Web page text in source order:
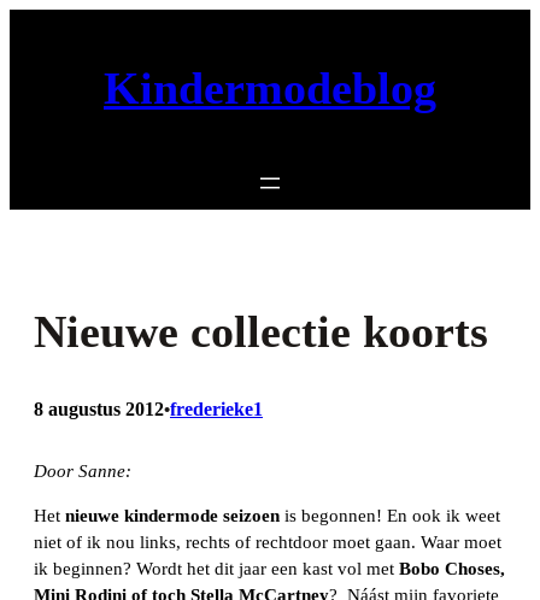
Kindermodeblog
Nieuwe collectie koorts
8 augustus 2012•frederieke1
Door Sanne:
Het nieuwe kindermode seizoen is begonnen! En ook ik weet
niet of ik nou links, rechts of rechtdoor moet gaan. Waar moet
ik beginnen? Wordt het dit jaar een kast vol met Bobo Choses,
Mini Rodini of toch Stella McCartney? Náást mijn favoriete